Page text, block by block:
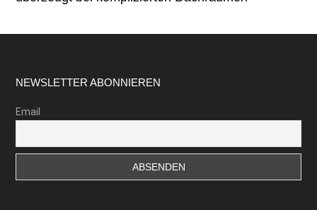
Footer
NEWSLETTER ABONNIEREN
Email